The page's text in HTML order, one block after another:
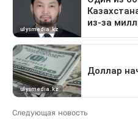
Следующая новость